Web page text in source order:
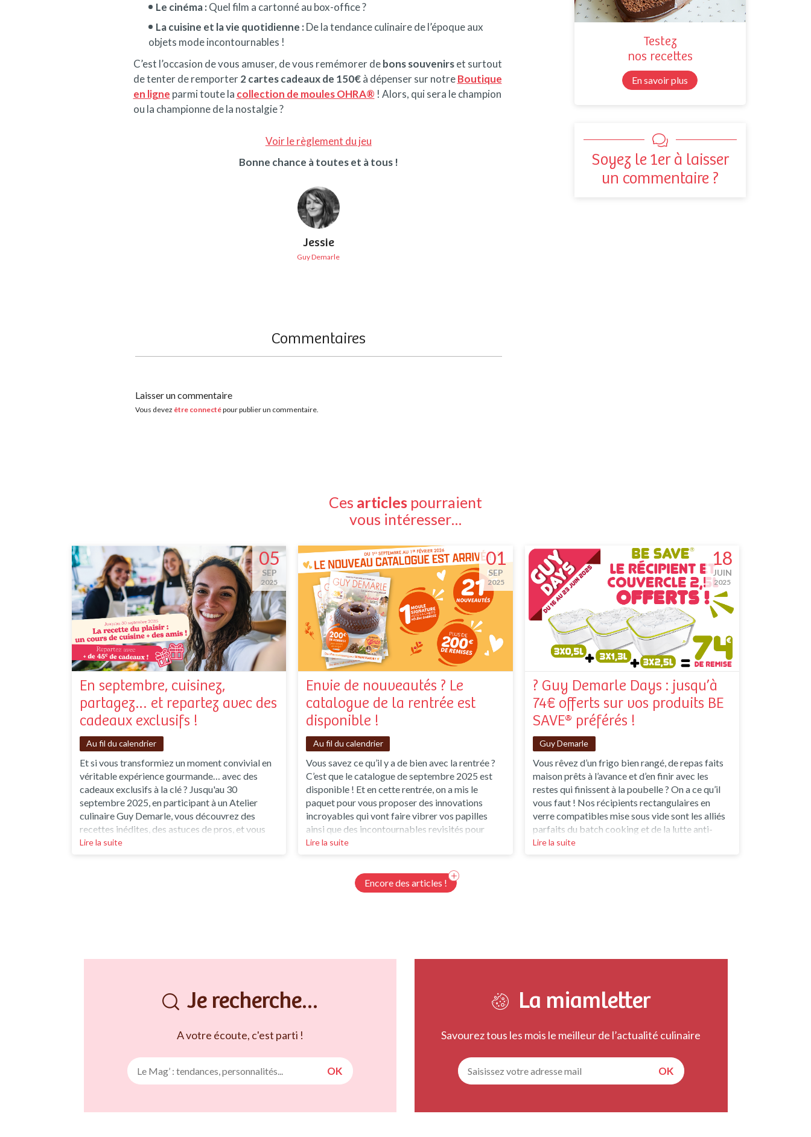
Le cinéma :Quel film a cartonné au box-office ?
La cuisine et la vie quotidienne :De la tendance culinaire de l’époque aux
objets mode incontournables !
C’est l’occasion de vous amuser, de vous remémorer debons souvenirset surtout
de tenter de remporter2 cartes cadeaux de 150€à dépenser sur notreBoutique
en ligne parmi toute la collection de moules OHRA® ! Alors, qui sera le champion
ou la championne de la nostalgie ?
Voir le règlement du jeu
Bonne chance à toutes et à tous !
Jessie
Guy Demarle
Commentaires
Laisser un commentaire
Vous devez être connectépour publier un commentaire.
Testez
nos recettes
En savoir plus
Soyez le 1er à laisser
un commentaire ?
Ces articles pourraient
vous intéresser…
05
SEP
2025
En septembre, cuisinez,
partagez… et repartez avec des
cadeaux exclusifs !
Au fil du calendrier
Et si vous transformiez un moment convivial en
véritable expérience gourmande… avec des
cadeaux exclusifs à la clé ? Jusqu'au 30
septembre 2025, en participant à un Atelier
culinaire Guy Demarle, vous découvrez des
recettes inédites, des astuces de pros, et vous
êtes récompensé(e) selon vos envies shopping.
Lire la suite
01
SEP
2025
Envie de nouveautés ? Le
catalogue de la rentrée est
disponible !
Au fil du calendrier
Vous savez ce qu’il y a de bien avec la rentrée ?
C’est que le catalogue de septembre 2025 est
disponible ! Et en cette rentrée, on a mis le
paquet pour vous proposer des innovations
incroyables qui vont faire vibrer vos papilles
ainsi que des incontournables revisités pour
encore plus de plaisir en cuisine. Mais aussi bien
budgets ! Parce que la bonne cuisine, c’est pour
tout le monde et que vous méritez d’être bien
Lire la suite
18
JUIN
2025
? Guy Demarle Days : jusqu’à
74€ offerts sur vos produits BE
SAVE® préférés !
Guy Demarle
Vous rêvez d’un frigo bien rangé, de repas faits
maison prêts à l’avance et d’en finir avec les
restes qui finissent à la poubelle ? On a ce qu’il
vous faut ! Nos récipients rectangulaires en
verre compatibles mise sous vide sont les alliés
parfaits du batch cooking et de la lutte anti-
gaspi. Et jusqu'au 23 juin 2025, à l'occasion des
Lire la suite
Encore des articles !
Je recherche...
A votre écoute, c'est parti !
La miamletter
Savourez tous les mois le meilleur de l’actualité culinaire